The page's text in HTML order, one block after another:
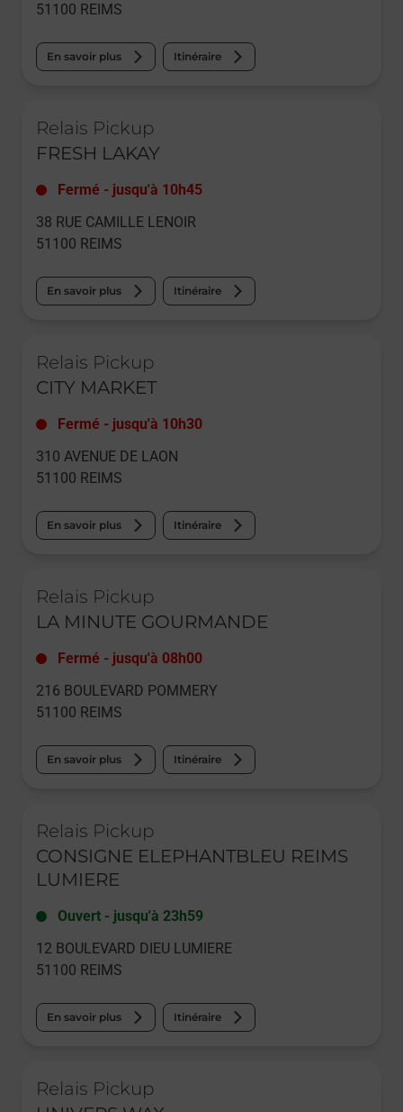
51100 REIMS
En savoir plus Itinéraire
Relais Pickup
FRESH LAKAY
Fermé - jusqu'à 10h45
38 RUE CAMILLE LENOIR
51100 REIMS
En savoir plus Itinéraire
Relais Pickup
CITY MARKET
Fermé - jusqu'à 10h30
310 AVENUE DE LAON
51100 REIMS
En savoir plus Itinéraire
Relais Pickup
LA MINUTE GOURMANDE
Fermé - jusqu'à 08h00
216 BOULEVARD POMMERY
51100 REIMS
En savoir plus Itinéraire
Relais Pickup
CONSIGNE ELEPHANTBLEU REIMS
LUMIERE
Ouvert - jusqu'à 23h59
12 BOULEVARD DIEU LUMIERE
51100 REIMS
En savoir plus Itinéraire
Relais Pickup